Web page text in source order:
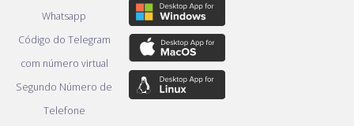
Whatsapp
Código do Telegram
com número virtual
Segundo Número de
Telefone